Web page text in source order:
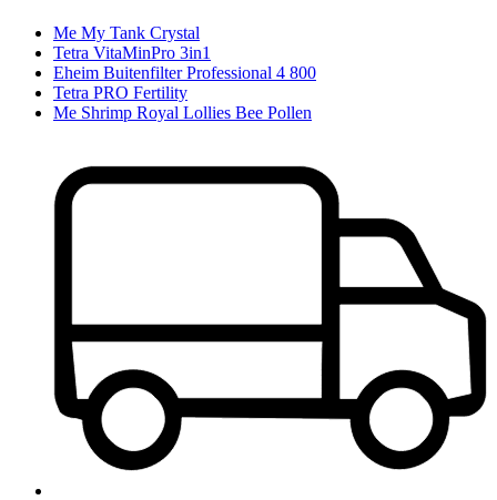
Me My Tank Crystal
Tetra VitaMinPro 3in1
Eheim Buitenfilter Professional 4 800
Tetra PRO Fertility
Me Shrimp Royal Lollies Bee Pollen